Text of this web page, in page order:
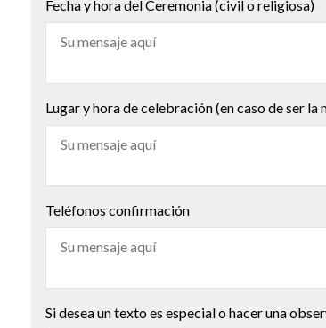
Fecha y hora del Ceremonia (civil o religiosa)
Lugar y hora de celebración (en caso de ser la
Teléfonos confirmación
Si desea un texto es especial o hacer una